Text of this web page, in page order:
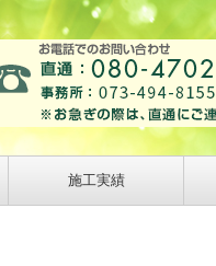
施工実績